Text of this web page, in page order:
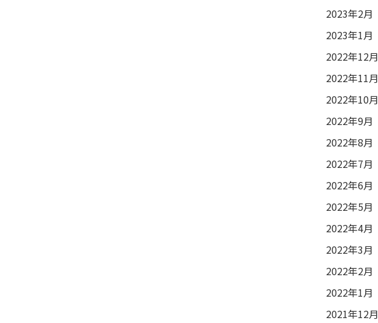
2023年2月
2023年1月
2022年12月
2022年11月
2022年10月
2022年9月
2022年8月
2022年7月
2022年6月
2022年5月
2022年4月
2022年3月
2022年2月
2022年1月
2021年12月